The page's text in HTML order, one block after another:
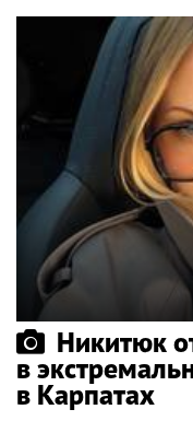
Никитюк
в
в Карпатах